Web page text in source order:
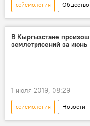
сейсмология Общество
Происшествия
землетрясение
В Кыргызстане
землетрясений за июнь
1 июля 2019, 08:29
сейсмология Новости
Кыргызстан